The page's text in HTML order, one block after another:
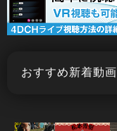
おすすめ新着動画